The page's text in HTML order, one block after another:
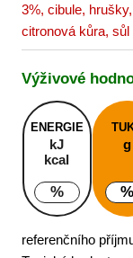
3%, cibule,
citronová kůra, sůl
Výživové
ENERGIE
kJ
kcal
%
g
%
referenčního